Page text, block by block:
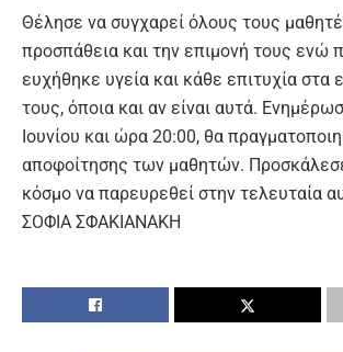
Θέλησε να συγχαρεί όλους τους
προσπάθεια και την επιμονή τους ενώ
ευχήθηκε υγεία και κάθε επιτυχία στα
τους, όποια και αν είναι αυτά.
Ιουνίου και ώρα 20:00, θα
αποφοίτησης των μαθητών.
κόσμο να παρευρεθεί στην τελευταία
ΣΟΦΙΑ ΣΦΑΚΙΑΝΑΚΗ